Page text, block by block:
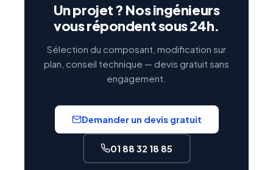
Un projet ? Nos ingénieurs
vous répondent sous 24h.
Sélection du composant, modification sur
plan, conseil technique — devis gratuit sans
engagement.
Demander un devis gratuit
01 88 32 18 85